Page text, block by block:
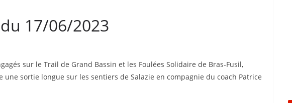
17/06/2023
sur le Trail de Grand Bassin et les Foulées Solidaire de Bras-Fusil,
une sortie longue sur les sentiers de Salazie en compagnie du coach Patrice